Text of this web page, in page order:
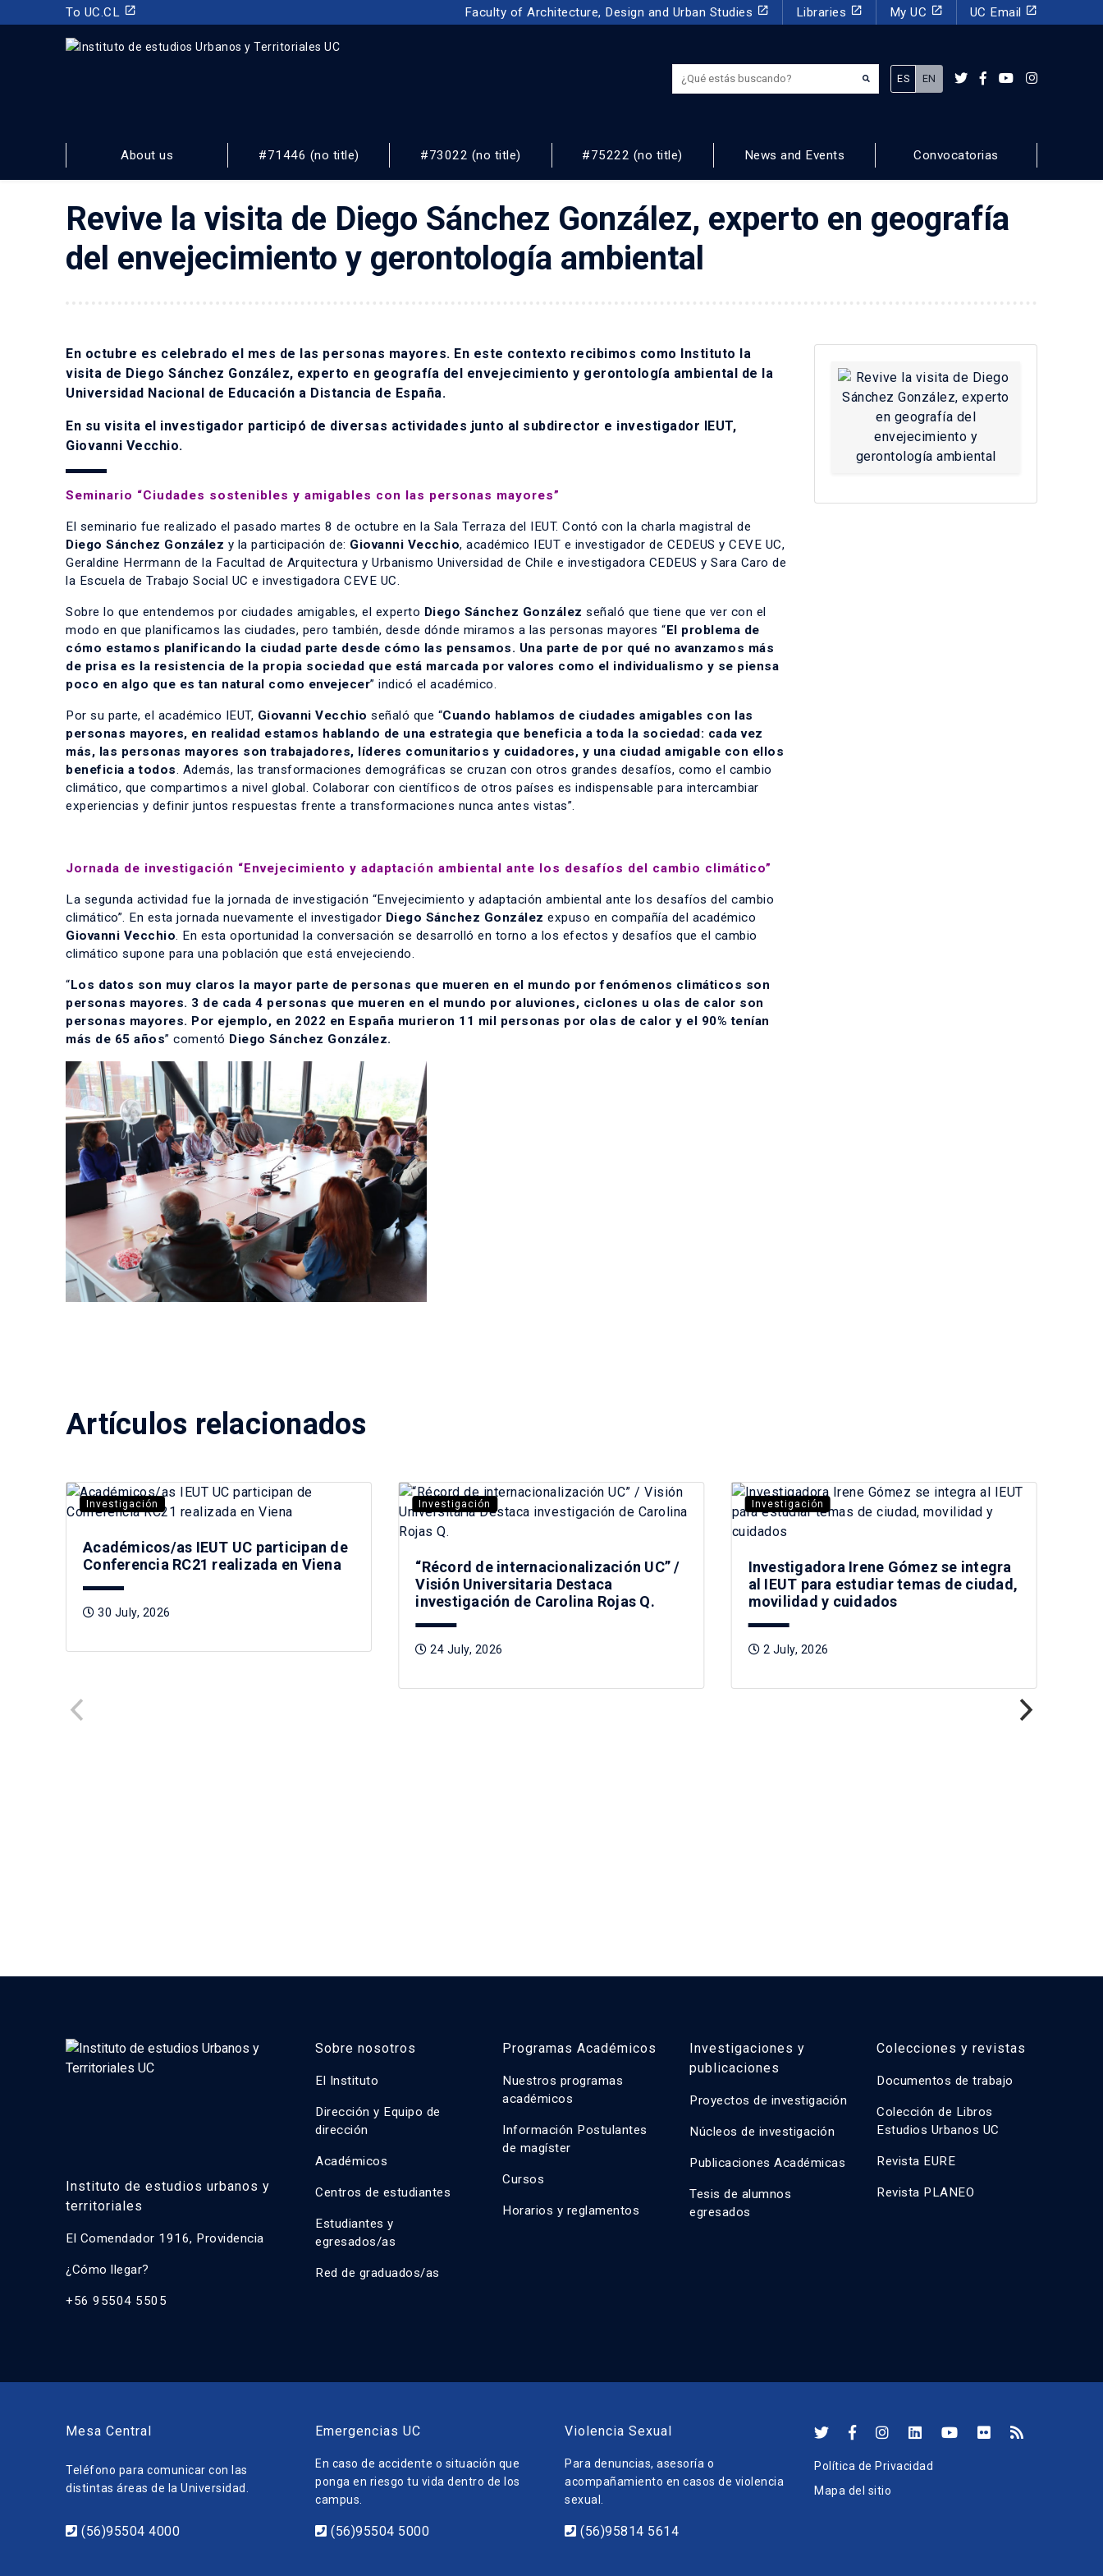
To UC.CL launch Faculty of Architecture, Design and Urban Studies launch Libraries launch My UC launch UC Email launch
Y TERRITORIALES
FACULTAD DE ARQUITECTURA, DISEÑO Y ESTUDIOS URBANOS
¿Qué estás buscando?
ES EN
About us #71446 (no title) #73022 (no title) #75222 (no title) News and Events Convocatorias
Revive la visita de Diego Sánchez González, experto en geografía
del envejecimiento y gerontología ambiental
En octubre es celebrado el mes de las personas mayores. En este contexto recibimos como Instituto la
visita de Diego Sánchez González, experto en geografía del envejecimiento y gerontología ambiental de la
Universidad Nacional de Educación a Distancia de España.
En su visita el investigador participó de diversas actividades junto al subdirector e investigador IEUT,
Giovanni Vecchio.
Seminario “Ciudades sostenibles y amigables con las personas mayores”
El seminario fue realizado el pasado martes 8 de octubre en la Sala Terraza del IEUT. Contó con la charla magistral de
Diego Sánchez González y la participación de: Giovanni Vecchio, académico IEUT e investigador de CEDEUS y CEVE UC,
Geraldine Herrmann de la Facultad de Arquitectura y Urbanismo Universidad de Chile e investigadora CEDEUS y Sara Caro de
la Escuela de Trabajo Social UC e investigadora CEVE UC.
Sobre lo que entendemos por ciudades amigables, el experto Diego Sánchez González señaló que tiene que ver con el
modo en que planificamos las ciudades, pero también, desde dónde miramos a las personas mayores “El problema de
cómo estamos planificando la ciudad parte desde cómo las pensamos. Una parte de por qué no avanzamos más
de prisa es la resistencia de la propia sociedad que está marcada por valores como el individualismo y se piensa
poco en algo que es tan natural como envejecer” indicó el académico.
Por su parte, el académico IEUT, Giovanni Vecchio señaló que “Cuando hablamos de ciudades amigables con las
personas mayores, en realidad estamos hablando de una estrategia que beneficia a toda la sociedad: cada vez
más, las personas mayores son trabajadores, líderes comunitarios y cuidadores, y una ciudad amigable con ellos
beneficia a todos. Además, las transformaciones demográficas se cruzan con otros grandes desafíos, como el cambio
climático, que compartimos a nivel global. Colaborar con científicos de otros países es indispensable para intercambiar
experiencias y definir juntos respuestas frente a transformaciones nunca antes vistas”.
Jornada de investigación “Envejecimiento y adaptación ambiental ante los desafíos del cambio climático”
La segunda actividad fue la jornada de investigación “Envejecimiento y adaptación ambiental ante los desafíos del cambio
climático”. En esta jornada nuevamente el investigador Diego Sánchez González expuso en compañía del académico
Giovanni Vecchio. En esta oportunidad la conversación se desarrolló en torno a los efectos y desafíos que el cambio
climático supone para una población que está envejeciendo.
“Los datos son muy claros la mayor parte de personas que mueren en el mundo por fenómenos climáticos son
personas mayores. 3 de cada 4 personas que mueren en el mundo por aluviones, ciclones u olas de calor son
personas mayores. Por ejemplo, en 2022 en España murieron 11 mil personas por olas de calor y el 90% tenían
más de 65 años” comentó Diego Sánchez González.
Artículos relacionados
Investigación
Académicos/as IEUT UC participan de
Conferencia RC21 realizada en Viena
30 July, 2026
Investigación
“Récord de internacionalización UC” /
Visión Universitaria Destaca
investigación de Carolina Rojas Q.
24 July, 2026
Investigación
Investigadora Irene Gómez se integra
al IEUT para estudiar temas de ciudad,
movilidad y cuidados
2 July, 2026
Instituto de estudios urbanos y
territoriales
El Comendador 1916, Providencia
¿Cómo llegar?
+56 95504 5505
Sobre nosotros
El Instituto
Dirección y Equipo de
dirección
Académicos
Centros de estudiantes
Estudiantes y
egresados/as
Red de graduados/as
Programas Académicos
Nuestros programas
académicos
Información Postulantes
de magíster
Cursos
Horarios y reglamentos
Investigaciones y
publicaciones
Proyectos de investigación
Núcleos de investigación
Publicaciones Académicas
Tesis de alumnos
egresados
Colecciones y revistas
Documentos de trabajo
Colección de Libros
Estudios Urbanos UC
Revista EURE
Revista PLANEO
Mesa Central
Teléfono para comunicar con las
distintas áreas de la Universidad.
(56)95504 4000
Emergencias UC
En caso de accidente o situación que
ponga en riesgo tu vida dentro de los
campus.
(56)95504 5000
Violencia Sexual
Para denuncias, asesoría o
acompañamiento en casos de violencia
sexual.
(56)95814 5614
Política de Privacidad
Mapa del sitio